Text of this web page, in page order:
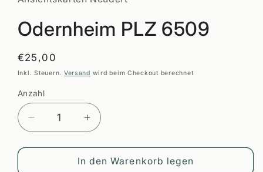
öffnen
Odernheim PLZ 6509
Normaler
Preis
€25,00
Inkl. Steuern. Versand wird beim Checkout berechnet
Anzahl
Anzahl
Verringere
die
Menge
Erhöhe
die
Menge
für
In den Warenkorb legen